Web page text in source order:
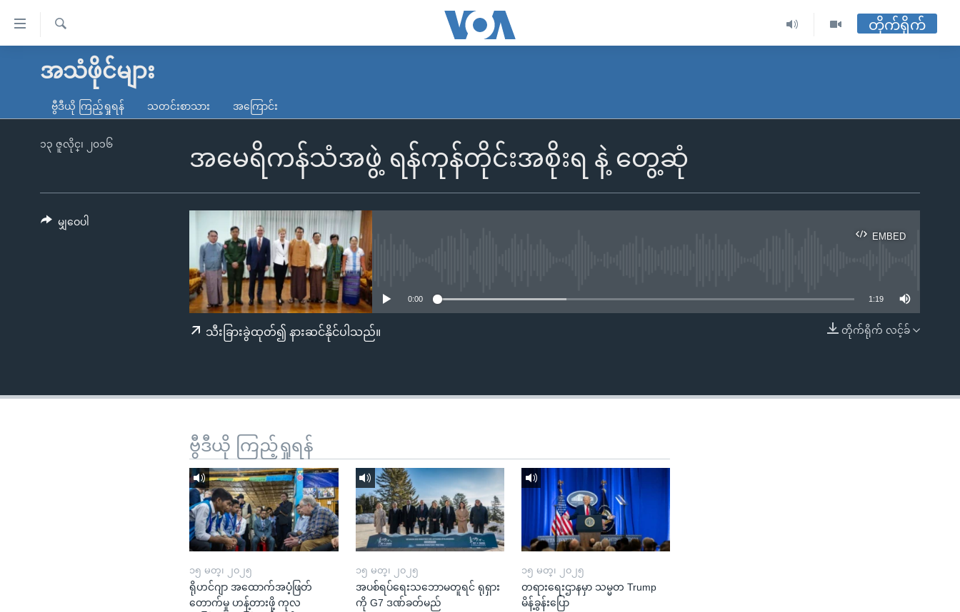
လွယ်ကူ
သည့်
ကျော်
မူလစာမျက်နှာ
ကမ္ဘာ့သတင်းများ
နိုင်ငံတကာ
တရုတ်
အစ္စရေး-ပါလက်စတိုင်း
ရပ်ဝန်းတခု လမ်းတခု အလွန်
အင်္ဂလိပ်စာလေ့လာမယ်
ရ
တိုက်ရိုက်
အသံဖိုင်များ
ဗွီဒီယို ကြည့်ရှုရန် သတင်းစာသား အကြောင်း
အမေရိကန်သံအဖွဲ့ ရန်ကုန်တိုင်းအစိုးရ နဲ့ တွေ့ဆုံ
၁၃ ဇူလိုင္၊ ၂၀၁၆
EMBED
EMBED
0:00 1:19
တိုက်ရိုက် လင့်ခ်
သီးခြားခွဲထုတ်၍ နားဆင်နိုင်ပါသည်။
မျှဝေပါ
ဗွီဒီယို ကြည့်ရှုရန်
၁၅ မတ္၊ ၂၀၂၅
ရိုဟင်ဂျာ အထောက်အပံ့ဖြတ်
တောက်မှု ဟန့်တားဖို့ ကုလ
၁၅ မတ္၊ ၂၀၂၅
အပစ်ရပ်ရေးသဘောမတူရင် ရုရှား
ကို G7 ဒဏ်ခတ်မည်
၁၅ မတ္၊ ၂၀၂၅
တရားရေးဌာနမှာ သမ္မတ Trump
မိန့်ခွန်းပြော